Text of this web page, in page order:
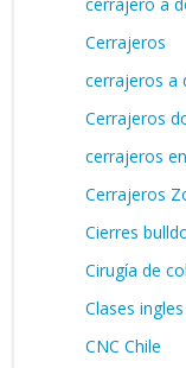
Cerrajeros
cerrajeros a
Cerrajeros
cerrajeros
Cerrajeros
Cierres
Cirugía de
Clases ingles
CNC Chile